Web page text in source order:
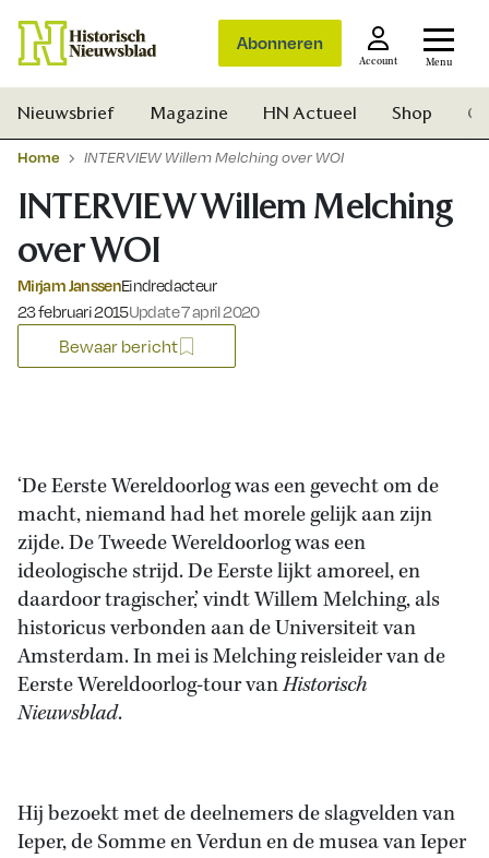
Abonneren
Account Menu
Nieuwsbrief Magazine HN Actueel Shop
Home INTERVIEW Willem Melching over WOI
INTERVIEW Willem Melching
over WOI
Mirjam JanssenEindredacteur
Gepubliceerd op:
23 februari 2015Update 7 april 2020
Bewaar bericht
‘De Eerste Wereldoorlog was een gevecht om de
macht, niemand had het morele gelijk aan zijn
zijde. De Tweede Wereldoorlog was een
ideologische strijd. De Eerste lijkt amoreel, en
daardoor tragischer,’ vindt Willem Melching, als
historicus verbonden aan de Universiteit van
Amsterdam. In mei is Melching reisleider van de
Eerste Wereldoorlog-tour vanHistorisch
Nieuwsblad.
Hij bezoekt met de deelnemers de slagvelden van
Ieper, de Somme en Verdun en de musea van Ieper